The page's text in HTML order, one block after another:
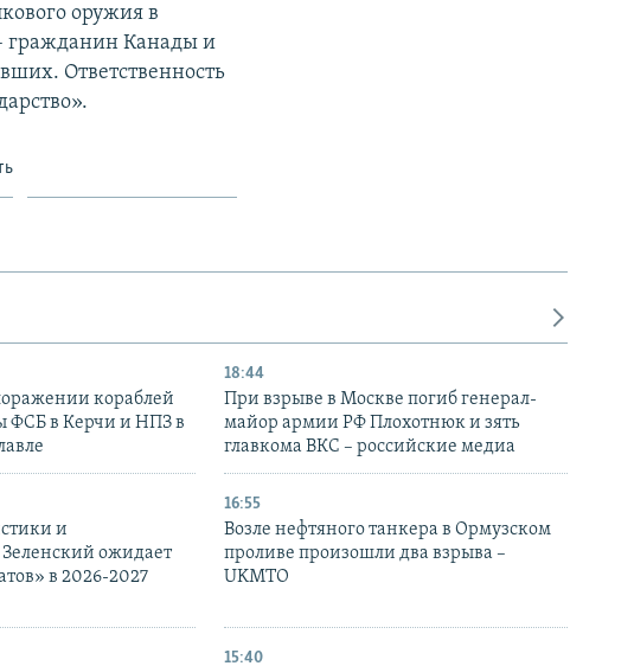
оружия в
гражданин Канады и
Ответственность
кораблей
ФСБ в Керчи и НПЗ в
18:44
При взрыве в Москве погиб генерал-
майор армии РФ Плохотнюк и зять
главкома ВКС – российские медиа
и
ожидает
в 2026-2027
16:55
Возле нефтяного танкера в Ормузском
проливе произошли два взрыва –
UKMTO
15:40